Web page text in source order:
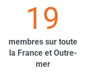
19
membres sur toute
la France et Outre-
mer